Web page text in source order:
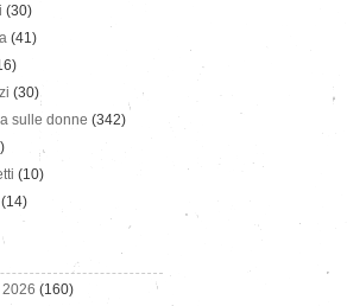
(30)
(41)
(30)
sulle donne (342)
(10)
(14)
(160)